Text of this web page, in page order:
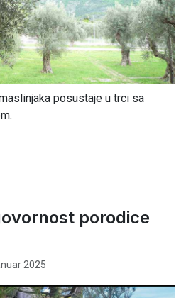
posustaje u trci sa
porodice
2025